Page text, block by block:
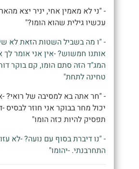
- "ני לא מאמין אחי, יניר יצא
עכשיו גילית שהוא הומו?"
- "ו מה בשביל השטות הזאת לא
אותנו חמשוש? -אין אני אומר לך
המג"ד הזה סתם הומו, קם בוקר
טחינה לתחת"
- "חר אתה בא למסיבה של רואי? -
יכול מחר בבוקר אני חוזר לבסיס -
תפסיק להיות כזה הומו"
- "נו דיברת בסוף עם נועה? -לא
התחרבנתי. -יהומו"